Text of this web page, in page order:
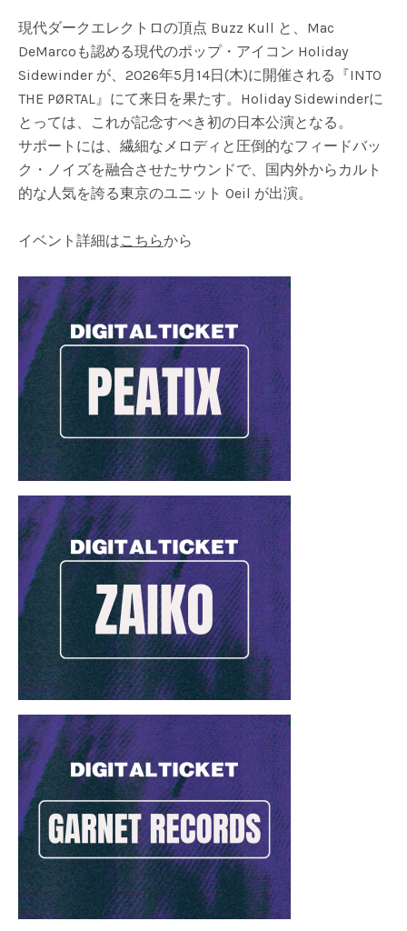
現代ダークエレクトロの頂点 Buzz Kull と、Mac
DeMarcoも認める現代のポップ・アイコン Holiday
Sidewinder が、2026年5月14日(木)に開催される『INTO
THE PØRTAL』にて来日を果たす。Holiday Sidewinderに
とっては、これが記念すべき初の日本公演となる。
サポートには、繊細なメロディと圧倒的なフィードバッ
ク・ノイズを融合させたサウンドで、国内外からカルト
的な人気を誇る東京のユニット Oeil が出演。
イベント詳細はこちらから